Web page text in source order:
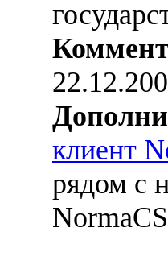
клиент
рядом с
NormaCS